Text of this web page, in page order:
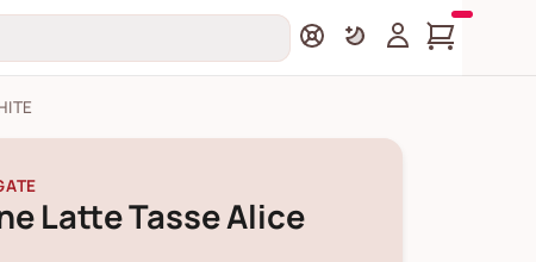
Latte Tasse Alice